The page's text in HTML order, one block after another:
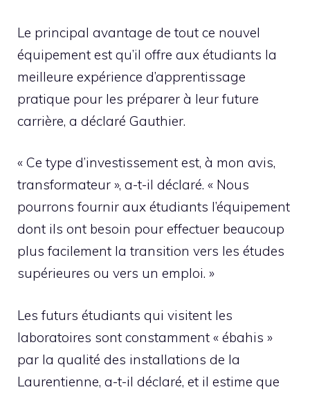
Le principal avantage de tout ce nouvel
équipement est qu’il offre aux étudiants la
meilleure expérience d’apprentissage
pratique pour les préparer à leur future
carrière, a déclaré Gauthier.
« Ce type d’investissement est, à mon avis,
transformateur », a-t-il déclaré. « Nous
pourrons fournir aux étudiants l’équipement
dont ils ont besoin pour effectuer beaucoup
plus facilement la transition vers les études
supérieures ou vers un emploi. »
Les futurs étudiants qui visitent les
laboratoires sont constamment « ébahis »
par la qualité des installations de la
Laurentienne, a-t-il déclaré, et il estime que